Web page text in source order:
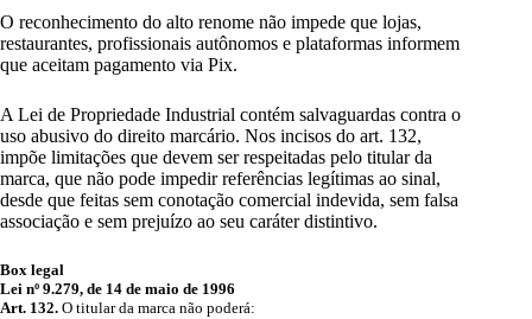
O reconhecimento do alto renome não impede que lojas,
restaurantes, profissionais autônomos e plataformas informem
que aceitam pagamento via Pix.
A Lei de Propriedade Industrial contém salvaguardas contra o
uso abusivo do direito marcário. Nos incisos do art. 132,
impõe limitações que devem ser respeitadas pelo titular da
marca, que não pode impedir referências legítimas ao sinal,
desde que feitas sem conotação comercial indevida, sem falsa
associação e sem prejuízo ao seu caráter distintivo.
Box legal
Lei nº 9.279, de 14 de maio de 1996
Art. 132. O titular da marca não poderá: